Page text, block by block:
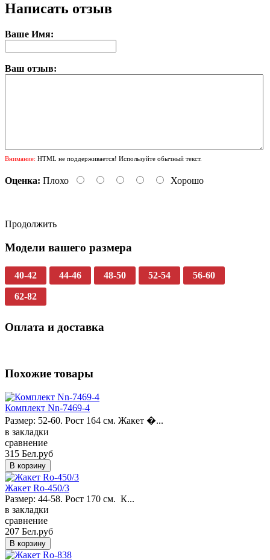
Написать отзыв
Ваше Имя:
Ваш отзыв:
Внимание: HTML не поддерживается! Используйте обычный текст.
Оценка: Плохо Хорошо
Продолжить
Модели вашего размера
40-42 44-46 48-50 52-54 56-60
62-82
Оплата и доставка
Похожие товары
Комплект Nn-7469-4
Размер: 52-60. Рост 164 см. Жакет �...
в закладки
сравнение
315 Бел.руб
Жакет Ro-450/3
Размер: 44-58. Рост 170 см. К...
в закладки
сравнение
207 Бел.руб